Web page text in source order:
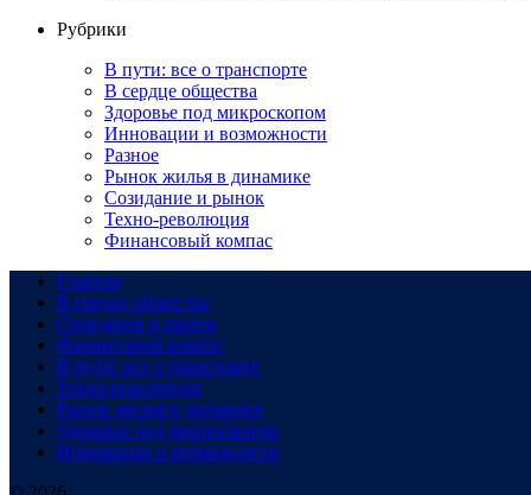
Рубрики
В пути: все о транспорте
В сердце общества
Здоровье под микроскопом
Инновации и возможности
Разное
Рынок жилья в динамике
Созидание и рынок
Техно-революция
Финансовый компас
Главная
В сердце общества
Созидание и рынок
Финансовый компас
В пути: все о транспорте
Техно-революция
Рынок жилья в динамике
Здоровье под микроскопом
Инновации и возможности